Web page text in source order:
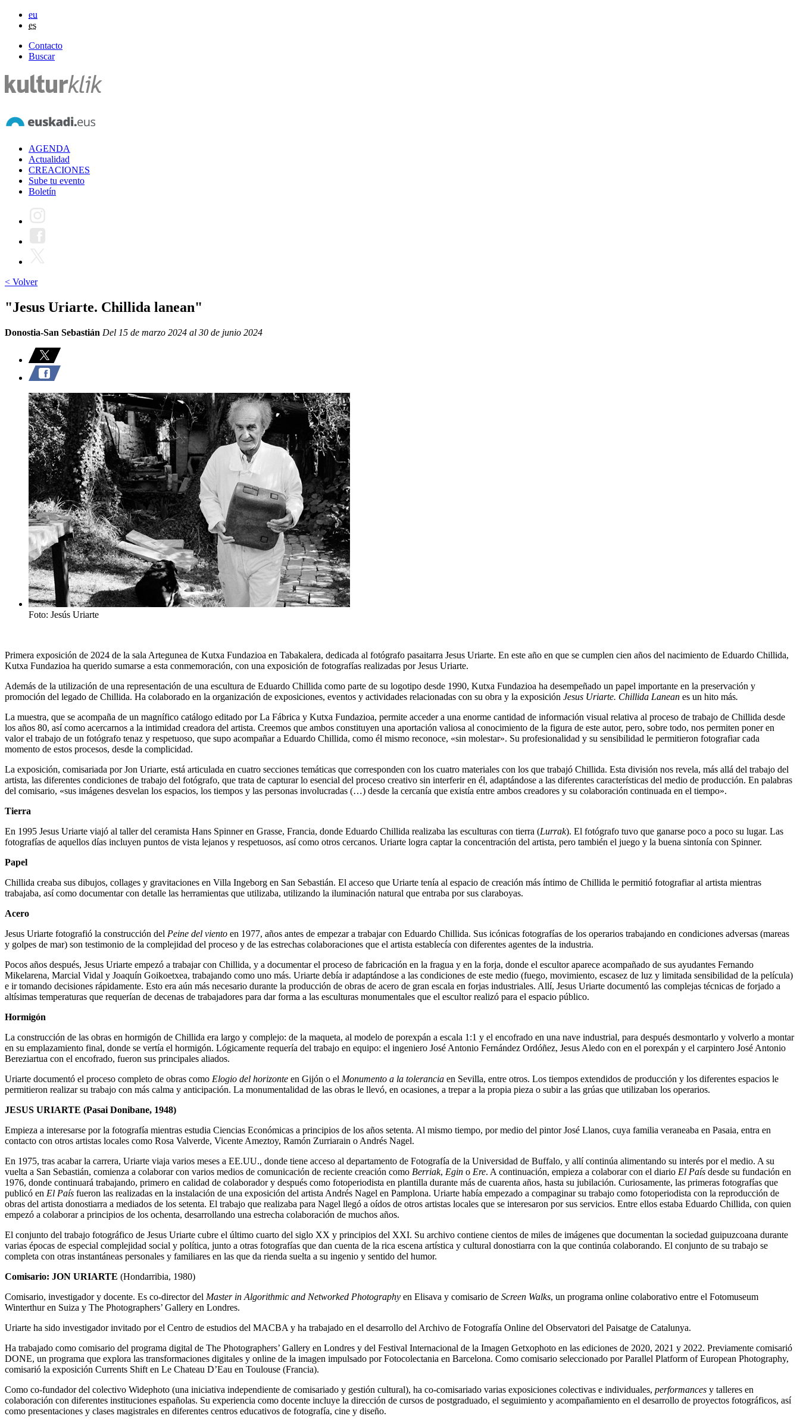
eu
es
Contacto
Buscar
AGENDA
Actualidad
CREACIONES
Sube tu evento
Boletín
< Volver
"Jesus Uriarte. Chillida lanean"
Donostia-San Sebastián Del 15 de marzo 2024 al 30 de junio 2024
Foto: Jesús Uriarte
Primera exposición de 2024 de la sala Artegunea de Kutxa Fundazioa en Tabakalera, dedicada al fotógrafo pasaitarra Jesus Uriarte. En este año en que se cumplen cien años del nacimiento de Eduardo Chillida,
Kutxa Fundazioa ha querido sumarse a esta conmemoración, con una exposición de fotografías realizadas por Jesus Uriarte.
Además de la utilización de una representación de una escultura de Eduardo Chillida como parte de su logotipo desde 1990, Kutxa Fundazioa ha desempeñado un papel importante en la preservación y
promoción del legado de Chillida. Ha colaborado en la organización de exposiciones, eventos y actividades relacionadas con su obra y la exposición Jesus Uriarte. Chillida Lanean es un hito más.
La muestra, que se acompaña de un magnífico catálogo editado por La Fábrica y Kutxa Fundazioa, permite acceder a una enorme cantidad de información visual relativa al proceso de trabajo de Chillida desde
los años 80, así como acercarnos a la intimidad creadora del artista. Creemos que ambos constituyen una aportación valiosa al conocimiento de la figura de este autor, pero, sobre todo, nos permiten poner en
valor el trabajo de un fotógrafo tenaz y respetuoso, que supo acompañar a Eduardo Chillida, como él mismo reconoce, «sin molestar». Su profesionalidad y su sensibilidad le permitieron fotografiar cada
momento de estos procesos, desde la complicidad.
La exposición, comisariada por Jon Uriarte, está articulada en cuatro secciones temáticas que corresponden con los cuatro materiales con los que trabajó Chillida. Esta división nos revela, más allá del trabajo del
artista, las diferentes condiciones de trabajo del fotógrafo, que trata de capturar lo esencial del proceso creativo sin interferir en él, adaptándose a las diferentes características del medio de producción. En palabras
del comisario, «sus imágenes desvelan los espacios, los tiempos y las personas involucradas (…) desde la cercanía que existía entre ambos creadores y su colaboración continuada en el tiempo».
Tierra
En 1995 Jesus Uriarte viajó al taller del ceramista Hans Spinner en Grasse, Francia, donde Eduardo Chillida realizaba las esculturas con tierra (Lurrak). El fotógrafo tuvo que ganarse poco a poco su lugar. Las
fotografías de aquellos días incluyen puntos de vista lejanos y respetuosos, así como otros cercanos. Uriarte logra captar la concentración del artista, pero también el juego y la buena sintonía con Spinner.
Papel
Chillida creaba sus dibujos, collages y gravitaciones en Villa Ingeborg en San Sebastián. El acceso que Uriarte tenía al espacio de creación más íntimo de Chillida le permitió fotografiar al artista mientras
trabajaba, así como documentar con detalle las herramientas que utilizaba, utilizando la iluminación natural que entraba por sus claraboyas.
Acero
Jesus Uriarte fotografió la construcción del Peine del viento en 1977, años antes de empezar a trabajar con Eduardo Chillida. Sus icónicas fotografías de los operarios trabajando en condiciones adversas (mareas
y golpes de mar) son testimonio de la complejidad del proceso y de las estrechas colaboraciones que el artista establecía con diferentes agentes de la industria.
Pocos años después, Jesus Uriarte empezó a trabajar con Chillida, y a documentar el proceso de fabricación en la fragua y en la forja, donde el escultor aparece acompañado de sus ayudantes Fernando
Mikelarena, Marcial Vidal y Joaquín Goikoetxea, trabajando como uno más. Uriarte debía ir adaptándose a las condiciones de este medio (fuego, movimiento, escasez de luz y limitada sensibilidad de la película)
e ir tomando decisiones rápidamente. Esto era aún más necesario durante la producción de obras de acero de gran escala en forjas industriales. Allí, Jesus Uriarte documentó las complejas técnicas de forjado a
altísimas temperaturas que requerían de decenas de trabajadores para dar forma a las esculturas monumentales que el escultor realizó para el espacio público.
Hormigón
La construcción de las obras en hormigón de Chillida era largo y complejo: de la maqueta, al modelo de porexpán a escala 1:1 y el encofrado en una nave industrial, para después desmontarlo y volverlo a montar
en su emplazamiento final, donde se vertía el hormigón. Lógicamente requería del trabajo en equipo: el ingeniero José Antonio Fernández Ordóñez, Jesus Aledo con en el porexpán y el carpintero José Antonio
Bereziartua con el encofrado, fueron sus principales aliados.
Uriarte documentó el proceso completo de obras como Elogio del horizonte en Gijón o el Monumento a la tolerancia en Sevilla, entre otros. Los tiempos extendidos de producción y los diferentes espacios le
permitieron realizar su trabajo con más calma y anticipación. La monumentalidad de las obras le llevó, en ocasiones, a trepar a la propia pieza o subir a las grúas que utilizaban los operarios.
JESUS URIARTE (Pasai Donibane, 1948)
Empieza a interesarse por la fotografía mientras estudia Ciencias Económicas a principios de los años setenta. Al mismo tiempo, por medio del pintor José Llanos, cuya familia veraneaba en Pasaia, entra en
contacto con otros artistas locales como Rosa Valverde, Vicente Ameztoy, Ramón Zurriarain o Andrés Nagel.
En 1975, tras acabar la carrera, Uriarte viaja varios meses a EE.UU., donde tiene acceso al departamento de Fotografía de la Universidad de Buffalo, y allí continúa alimentando su interés por el medio. A su
vuelta a San Sebastián, comienza a colaborar con varios medios de comunicación de reciente creación como Berriak, Egin o Ere. A continuación, empieza a colaborar con el diario El País desde su fundación en
1976, donde continuará trabajando, primero en calidad de colaborador y después como fotoperiodista en plantilla durante más de cuarenta años, hasta su jubilación. Curiosamente, las primeras fotografías que
publicó en El País fueron las realizadas en la instalación de una exposición del artista Andrés Nagel en Pamplona. Uriarte había empezado a compaginar su trabajo como fotoperiodista con la reproducción de
obras del artista donostiarra a mediados de los setenta. El trabajo que realizaba para Nagel llegó a oídos de otros artistas locales que se interesaron por sus servicios. Entre ellos estaba Eduardo Chillida, con quien
empezó a colaborar a principios de los ochenta, desarrollando una estrecha colaboración de muchos años.
El conjunto del trabajo fotográfico de Jesus Uriarte cubre el último cuarto del siglo XX y principios del XXI. Su archivo contiene cientos de miles de imágenes que documentan la sociedad guipuzcoana durante
varias épocas de especial complejidad social y política, junto a otras fotografías que dan cuenta de la rica escena artística y cultural donostiarra con la que continúa colaborando. El conjunto de su trabajo se
completa con otras instantáneas personales y familiares en las que da rienda suelta a su ingenio y sentido del humor.
Comisario: JON URIARTE (Hondarribia, 1980)
Comisario, investigador y docente. Es co-director del Master in Algorithmic and Networked Photography en Elisava y comisario de Screen Walks, un programa online colaborativo entre el Fotomuseum
Winterthur en Suiza y The Photographers’ Gallery en Londres.
Uriarte ha sido investigador invitado por el Centro de estudios del MACBA y ha trabajado en el desarrollo del Archivo de Fotografía Online del Observatori del Paisatge de Catalunya.
Ha trabajado como comisario del programa digital de The Photographers’ Gallery en Londres y del Festival Internacional de la Imagen Getxophoto en las ediciones de 2020, 2021 y 2022. Previamente comisarió
DONE, un programa que explora las transformaciones digitales y online de la imagen impulsado por Fotocolectania en Barcelona. Como comisario seleccionado por Parallel Platform of European Photography,
comisarió la exposición Currents Shift en Le Chateau D’Eau en Toulouse (Francia).
Como co-fundador del colectivo Widephoto (una iniciativa independiente de comisariado y gestión cultural), ha co-comisariado varias exposiciones colectivas e individuales, performances y talleres en
colaboración con diferentes instituciones españolas. Su experiencia como docente incluye la dirección de cursos de postgraduado, el seguimiento y acompañamiento en el desarrollo de proyectos fotográficos, así
como presentaciones y clases magistrales en diferentes centros educativos de fotografía, cine y diseño.